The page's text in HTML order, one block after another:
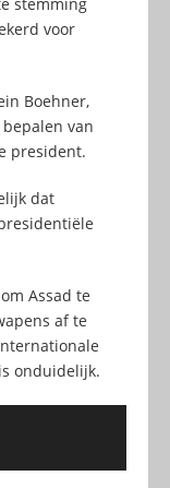
voor
Boehner,
van
president.
dat
Assad te
af te
onduidelijk.